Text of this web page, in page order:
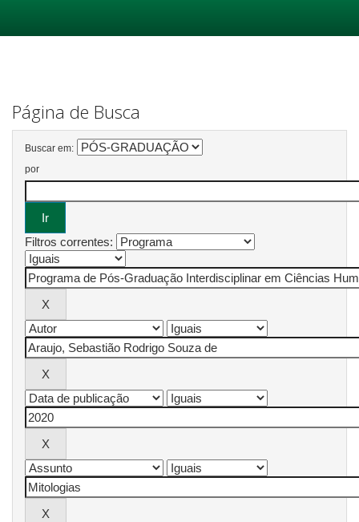
Página de Busca
Buscar em:
por
Filtros correntes: